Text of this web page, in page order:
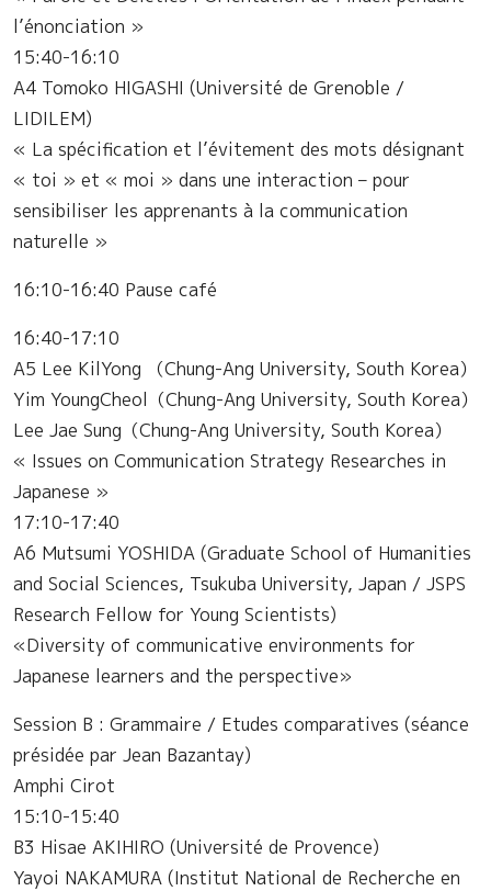
l’énonciation »
15:40-16:10
A4 Tomoko HIGASHI (Université de Grenoble /
LIDILEM)
« La spécification et l’évitement des mots désignant
« toi » et « moi » dans une interaction – pour
sensibiliser les apprenants à la communication
naturelle »
16:10-16:40 Pause café
16:40-17:10
A5 Lee KilYong （Chung-Ang University, South Korea）
Yim YoungCheol（Chung-Ang University, South Korea）
Lee Jae Sung（Chung-Ang University, South Korea）
« Issues on Communication Strategy Researches in
Japanese »
17:10-17:40
A6 Mutsumi YOSHIDA (Graduate School of Humanities
and Social Sciences, Tsukuba University, Japan / JSPS
Research Fellow for Young Scientists)
«Diversity of communicative environments for
Japanese learners and the perspective»
Session B : Grammaire / Etudes comparatives (séance
présidée par Jean Bazantay)
Amphi Cirot
15:10-15:40
B3 Hisae AKIHIRO (Université de Provence)
Yayoi NAKAMURA (Institut National de Recherche en